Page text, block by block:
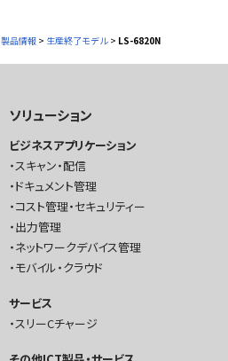
製品情報> 生産終了モデル> LS-6820N
ソリューション
ビジネスアプリケーション
スキャン・配信
ドキュメント管理
コスト管理・セキュリティー
出力管理
ネットワークデバイス管理
モバイル・クラウド
サービス
スリーCチャージ